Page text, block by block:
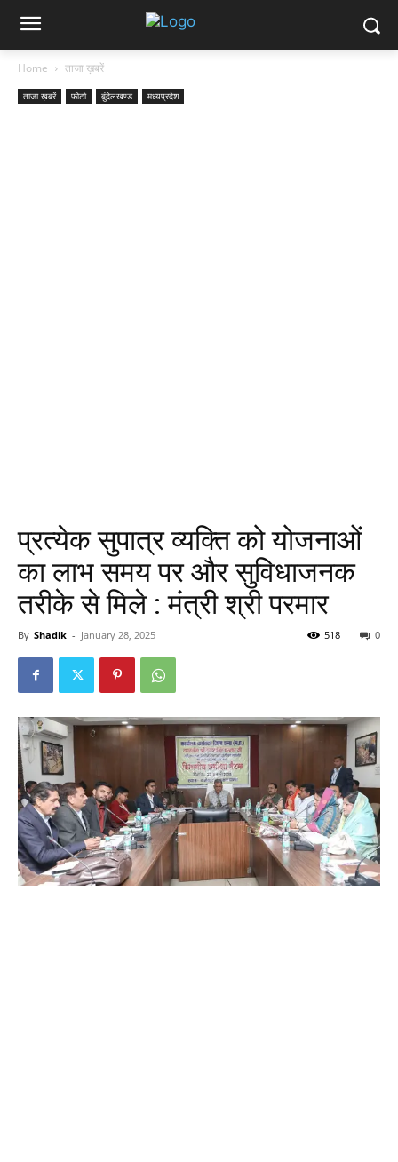
Home ताजा ख़बरें
ताजा ख़बरें फोटो बुंदेलखण्ड मध्यप्रदेश
प्रत्येक सुपात्र व्यक्ति को योजनाओं
का लाभ समय पर और सुविधाजनक
तरीके से मिले : मंत्री श्री परमार
By Shadik - January 28, 2025 0
518